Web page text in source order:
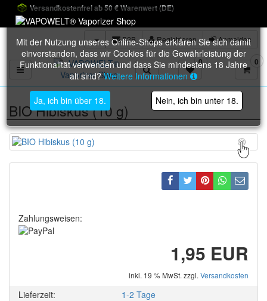
Versandkostenfrei ab 50 € Warenwert (DE)
B2B Registrieren Anmelden
Toggle navigation
0 0
Mit der Nutzung unseres Online-Shops erklären Sie sich damit
einverstanden, dass wir Cookies für die Gewährleistung der
Funktionalität verwenden und dass Sie mindestens 18 Jahre
alt sind?Weitere Informationen
Ja, ich bin über 18. Nein, ich bin unter 18.
BIO Hibiskus (10 g)
Zahlungsweisen:
1,95 EUR
inkl. 19 % MwSt. zzgl. Versandkosten
Lieferzeit:
1-2 Tage